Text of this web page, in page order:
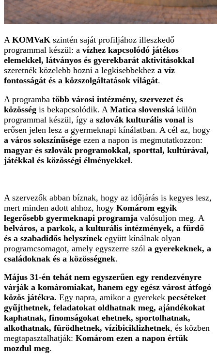
A KOMVaK szintén saját profiljához illeszkedő
programmal készül: a vízhez kapcsolódó játékos
elemekkel, látványos és gyerekbarát aktivitásokkal
szeretnék közelebb hozni a legkisebbekhez a víz
fontosságát és a közszolgáltatások világát.
A programba több városi intézmény, szervezet és
közösség is bekapcsolódik. A Matica slovenská külön
programmal készül, így a szlovák kulturális vonal is
erősen jelen lesz a gyermeknapi kínálatban. A cél az, hogy
a város sokszínűsége ezen a napon is megmutatkozzon:
magyar és szlovák programokkal, sporttal, kultúrával,
játékkal és közösségi élményekkel.
A szervezők abban bíznak, hogy az időjárás is kegyes lesz,
mert minden adott ahhoz, hogy Komárom egyik
legerősebb gyermeknapi programja valósuljon meg. A
belváros, a parkok, a kulturális intézmények, a fürdő
és a szabadidős helyszínek együtt kínálnak olyan
programcsomagot, amely egyszerre szól a gyerekeknek, a
családoknak és a közösségnek.
Május 31-én tehát nem egyszerűen egy rendezvényre
várják a komáromiakat, hanem egy egész várost átfogó
közös játékra. Egy napra, amikor a gyerekek pecséteket
gyűjthetnek, feladatokat oldhatnak meg, ajándékokat
kaphatnak, finomságokat ehetnek, sportolhatnak,
alkothatnak, fürödhetnek, vízibiciklizhetnek, és közben
megtapasztalhatják: Komárom ezen a napon értük
mozdul meg.